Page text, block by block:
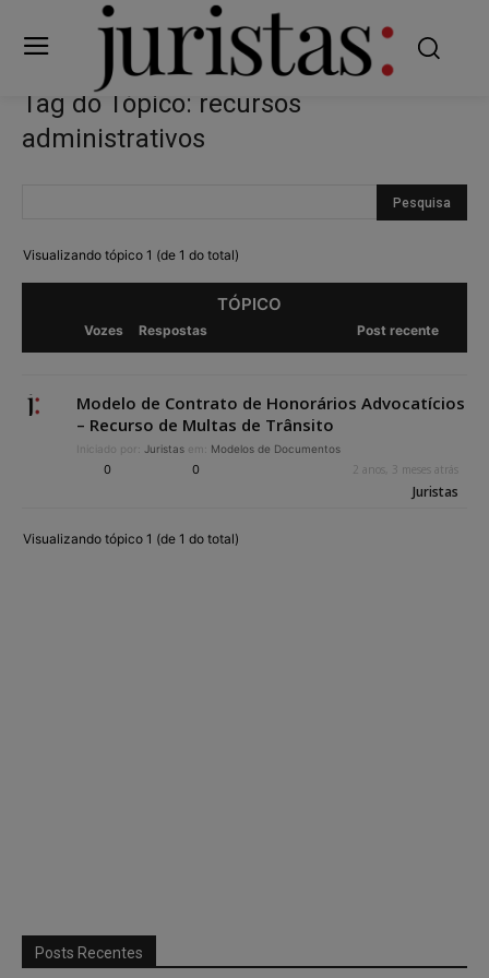
Tag do Tópico: recursos
administrativos
Visualizando tópico 1 (de 1 do total)
TÓPICO
Vozes Respostas Post recente
Modelo de Contrato de Honorários Advocatícios
– Recurso de Multas de Trânsito
Iniciado por: Juristas em: Modelos de Documentos
0 0 2 anos, 3 meses atrás
Juristas
Visualizando tópico 1 (de 1 do total)
Posts Recentes